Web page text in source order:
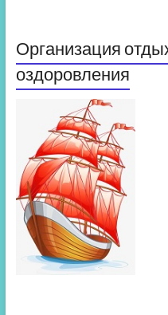
Организация
оздоровления